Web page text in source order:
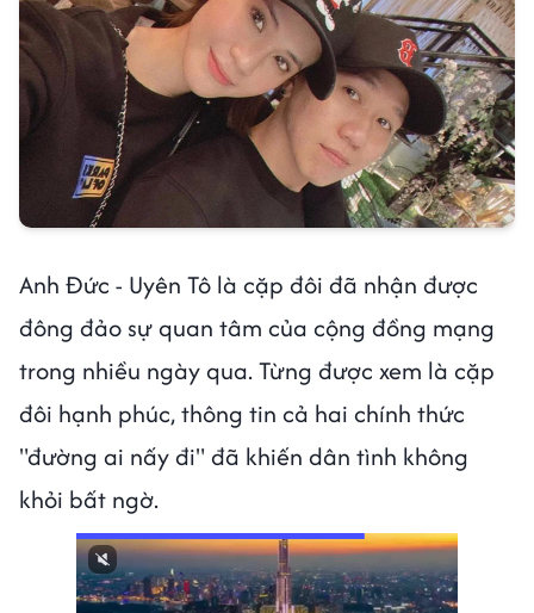
Anh Đức - Uyên Tô là cặp đôi đã nhận được
đông đảo sự quan tâm của cộng đồng mạng
trong nhiều ngày qua. Từng được xem là cặp
đôi hạnh phúc, thông tin cả hai chính thức
"đường ai nấy đi" đã khiến dân tình không
khỏi bất ngờ.